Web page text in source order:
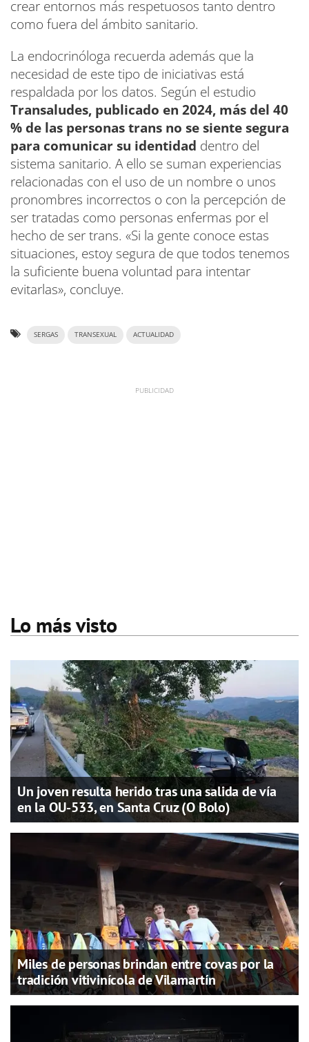
crear entornos más respetuosos tanto dentro
como fuera del ámbito sanitario.
La endocrinóloga recuerda además que la
necesidad de este tipo de iniciativas está
respaldada por los datos. Según el estudio
Transaludes, publicado en 2024, más del 40
% de las personas trans no se siente segura
para comunicar su identidad dentro del
sistema sanitario. A ello se suman experiencias
relacionadas con el uso de un nombre o unos
pronombres incorrectos o con la percepción de
ser tratadas como personas enfermas por el
hecho de ser trans. «Si la gente conoce estas
situaciones, estoy segura de que todos tenemos
la suficiente buena voluntad para intentar
evitarlas», concluye.
SERGAS TRANSEXUAL ACTUALIDAD
Lo más visto
Un joven resulta herido tras una salida de vía
en la OU-533, en Santa Cruz (O Bolo)
Miles de personas brindan entre covas por la
tradición vitivinícola de Vilamartín